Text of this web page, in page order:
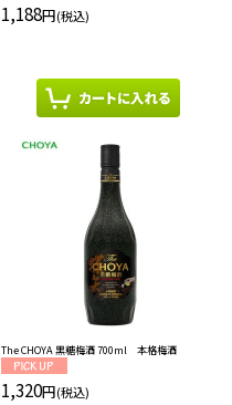
1,188円(税込)
The CHOYA 黒糖梅酒 700ml 本格梅酒
1,320円(税込)